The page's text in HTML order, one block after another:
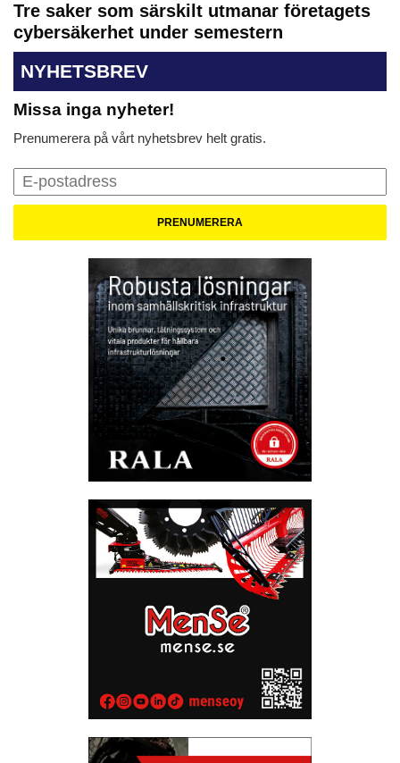
Tre saker som särskilt utmanar företagets
cybersäkerhet under semestern
NYHETSBREV
Missa inga nyheter!
Prenumerera på vårt nyhetsbrev helt gratis.